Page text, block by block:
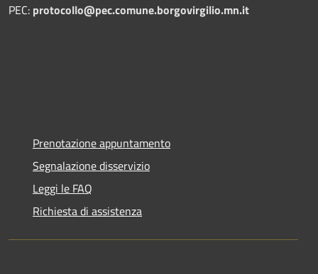
PEC: protocollo@pec.comune.borgovirgilio.mn.it
Prenotazione appuntamento
Segnalazione disservizio
Leggi le FAQ
Richiesta di assistenza